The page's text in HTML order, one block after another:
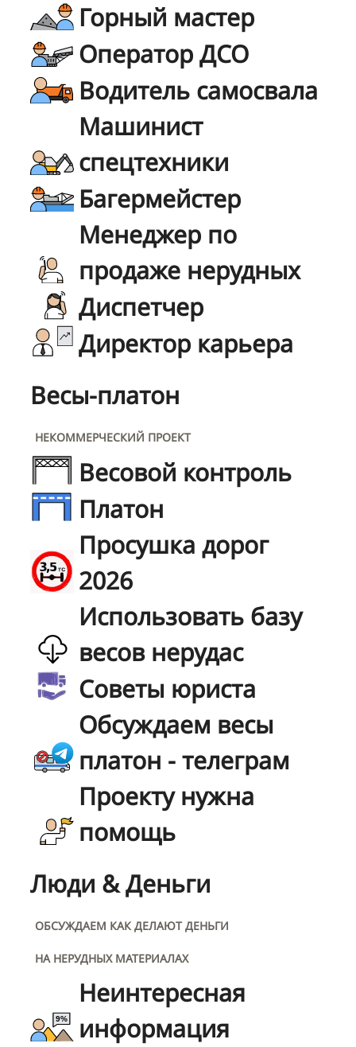
Горный мастер
Оператор ДСО
Водитель самосвала
Машинист
спецтехники
Багермейстер
Менеджер по
продаже нерудных
Диспетчер
Директор карьера
Весы-платон
НЕКОММЕРЧЕСКИЙ ПРОЕКТ
Весовой контроль
Платон
Просушка дорог
2026
Использовать базу
весов нерудас
Советы юриста
Обсуждаем весы
платон - телеграм
Проекту нужна
помощь
Люди & Деньги
ОБСУЖДАЕМ КАК ДЕЛАЮТ ДЕНЬГИ
НА НЕРУДНЫХ МАТЕРИАЛАХ
Неинтересная
информация